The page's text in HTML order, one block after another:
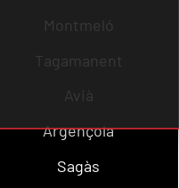
Montmeló
Tagamanent
Avià
Argençola
Sagàs